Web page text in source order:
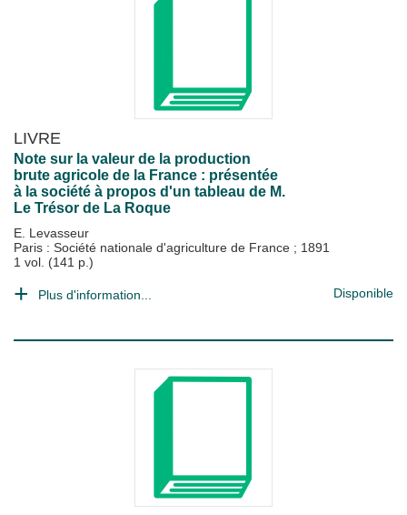
LIVRE
Note sur la valeur de la production
brute agricole de la France : présentée
à la société à propos d'un tableau de M.
Le Trésor de La Roque
E. Levasseur
Paris : Société nationale d'agriculture de France ; 1891
1 vol. (141 p.)
Plus d'information... Disponible